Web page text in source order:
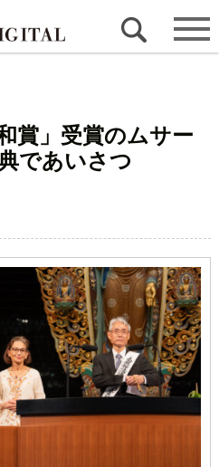
賞」受賞のムサー
であいさつ